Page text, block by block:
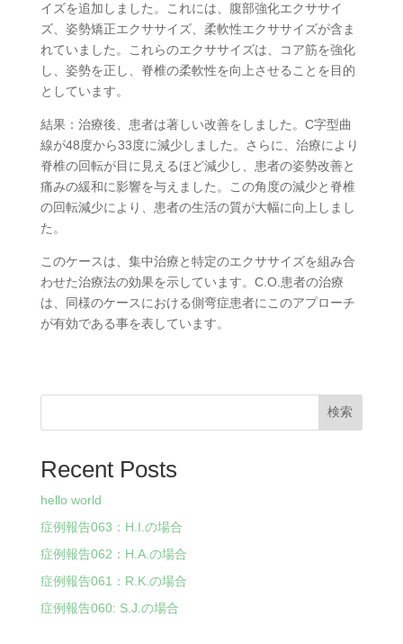
イズを追加しました。これには、腹部強化エクササイ
ズ、姿勢矯正エクササイズ、柔軟性エクササイズが含ま
れていました。これらのエクササイズは、コア筋を強化
し、姿勢を正し、脊椎の柔軟性を向上させることを目的
としています。
結果：治療後、患者は著しい改善をしました。C字型曲
線が48度から33度に減少しました。さらに、治療により
脊椎の回転が目に見えるほど減少し、患者の姿勢改善と
痛みの緩和に影響を与えました。この角度の減少と脊椎
の回転減少により、患者の生活の質が大幅に向上しまし
た。
このケースは、集中治療と特定のエクササイズを組み合
わせた治療法の効果を示しています。C.O.患者の治療
は、同様のケースにおける側弯症患者にこのアプローチ
が有効である事を表しています。
検索
Recent Posts
hello world
症例報告063：H.I.の場合
症例報告062：H.A.の場合
症例報告061：R.K.の場合
症例報告060: S.J.の場合